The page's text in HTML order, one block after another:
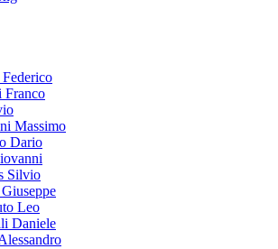
Franco
Massimo
Dario
Silvio
Leo
Daniele